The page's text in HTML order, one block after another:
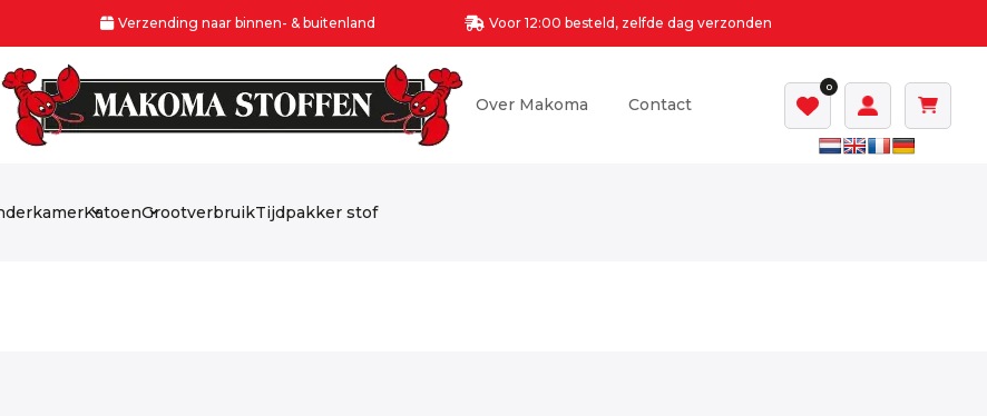
Verzending naar binnen- & buitenland Voor 12:00 besteld, zelfde dag verzonden
Over Makoma Contact
0
KatoenGrootverbruikTijdpakker stof